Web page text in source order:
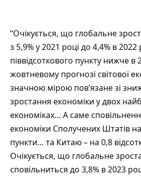
“Очікується, що глобальне
з 5,9% у 2021 році до 4,4% в
піввідсоткового пункту нижче в
жовтневому прогнозі світової
значною мірою пов’язане зі
зростання економіки у двох
економіках… А саме
економіки Сполучених Штатів
пункти… та Китаю – на 0,8
Очікується, що глобальне
сповільниться до 3,8% в 2023